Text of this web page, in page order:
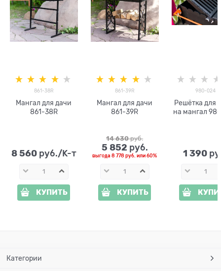
861-38R
Мангал для дачи
861-38R
8 560 руб./К-т
КУПИТЬ
861-39R
Мангал для дачи
861-39R
14 630 руб.
5 852 руб.
выгода8 778 руб. или60%
КУПИТЬ
980-024
Решётка для
на мангал
1 390
Категории